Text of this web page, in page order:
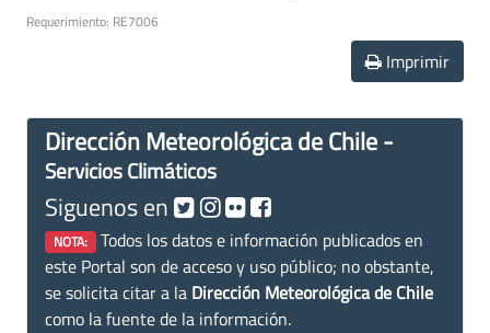
Requerimiento: RE7006
Imprimir
Dirección Meteorológica de Chile -
Servicios Climáticos
Siguenos en
NOTA: Todos los datos e información publicados en
este Portal son de acceso y uso público; no obstante,
se solicita citar a la Dirección Meteorológica de Chile
como la fuente de la información.